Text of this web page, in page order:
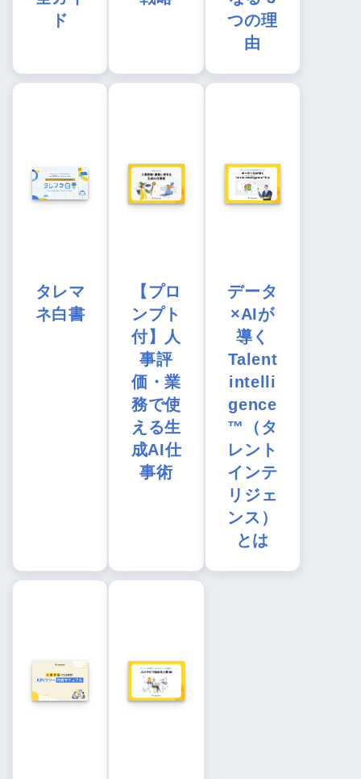
ド
つの理
由
タレマ
ネ白書
【プロ
ンプト
付】人
事評
価・業
務で使
える生
成AI仕
事術
データ
×AIが
導く
Talent
intelli
gence
™（タ
レント
インテ
リジェ
ンス）
とは